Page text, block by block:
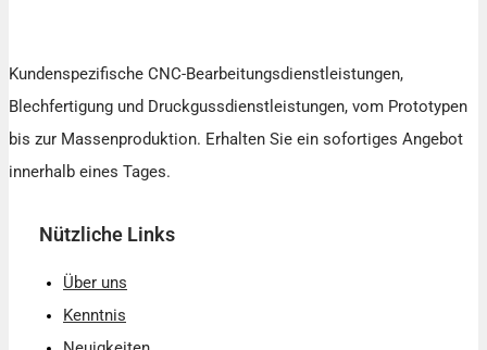
Kundenspezifische CNC-Bearbeitungsdienstleistungen,
Blechfertigung und Druckgussdienstleistungen, vom Prototypen
bis zur Massenproduktion. Erhalten Sie ein sofortiges Angebot
innerhalb eines Tages.
Nützliche Links
Über uns
Kenntnis